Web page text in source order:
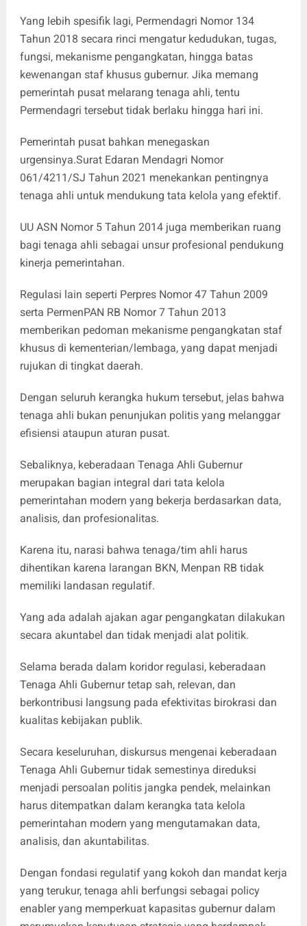
Yang lebih spesifik lagi, Permendagri Nomor 134
Tahun 2018 secara rinci mengatur kedudukan, tugas,
fungsi, mekanisme pengangkatan, hingga batas
kewenangan staf khusus gubernur. Jika memang
pemerintah pusat melarang tenaga ahli, tentu
Permendagri tersebut tidak berlaku hingga hari ini.
Pemerintah pusat bahkan menegaskan
urgensinya.Surat Edaran Mendagri Nomor
061/4211/SJ Tahun 2021 menekankan pentingnya
tenaga ahli untuk mendukung tata kelola yang efektif.
UU ASN Nomor 5 Tahun 2014 juga memberikan ruang
bagi tenaga ahli sebagai unsur profesional pendukung
kinerja pemerintahan.
Regulasi lain seperti Perpres Nomor 47 Tahun 2009
serta PermenPAN RB Nomor 7 Tahun 2013
memberikan pedoman mekanisme pengangkatan staf
khusus di kementerian/lembaga, yang dapat menjadi
rujukan di tingkat daerah.
Dengan seluruh kerangka hukum tersebut, jelas bahwa
tenaga ahli bukan penunjukan politis yang melanggar
efisiensi ataupun aturan pusat.
Sebaliknya, keberadaan Tenaga Ahli Gubernur
merupakan bagian integral dari tata kelola
pemerintahan modern yang bekerja berdasarkan data,
analisis, dan profesionalitas.
Karena itu, narasi bahwa tenaga/tim ahli harus
dihentikan karena larangan BKN, Menpan RB tidak
memiliki landasan regulatif.
Yang ada adalah ajakan agar pengangkatan dilakukan
secara akuntabel dan tidak menjadi alat politik.
Selama berada dalam koridor regulasi, keberadaan
Tenaga Ahli Gubernur tetap sah, relevan, dan
berkontribusi langsung pada efektivitas birokrasi dan
kualitas kebijakan publik.
Secara keseluruhan, diskursus mengenai keberadaan
Tenaga Ahli Gubernur tidak semestinya direduksi
menjadi persoalan politis jangka pendek, melainkan
harus ditempatkan dalam kerangka tata kelola
pemerintahan modern yang mengutamakan data,
analisis, dan akuntabilitas.
Dengan fondasi regulatif yang kokoh dan mandat kerja
yang terukur, tenaga ahli berfungsi sebagai policy
enabler yang memperkuat kapasitas gubernur dalam